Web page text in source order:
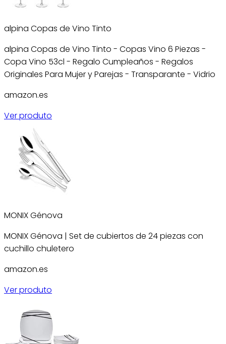
alpina Copas de Vino Tinto
alpina Copas de Vino Tinto - Copas Vino 6 Piezas -
Copa Vino 53cl - Regalo Cumpleaños - Regalos
Originales Para Mujer y Parejas - Transparante - Vidrio
amazon.es
Ver produto
MONIX Génova
MONIX Génova | Set de cubiertos de 24 piezas con
cuchillo chuletero
amazon.es
Ver produto